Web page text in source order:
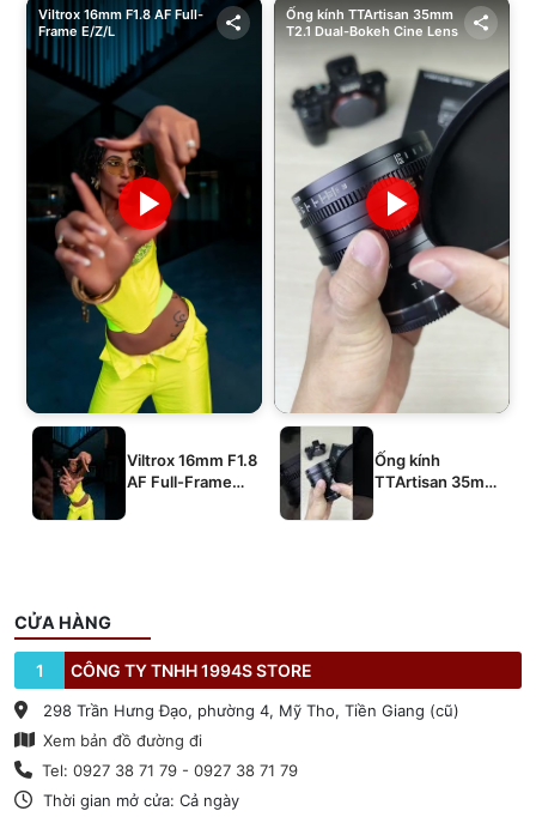
Viltrox 16mm F1.8 AF Full-
Frame E/Z/L
Viltrox 16mm F1.8
AF Full-Frame
Ống kính TTArtisan 35mm
T2.1 Dual-Bokeh Cine Lens
Ống kính
TTArtisan 35mm
CỬA HÀNG
1 CÔNG TY TNHH 1994S STORE
298 Trần Hưng Đạo, phường 4, Mỹ Tho, Tiền Giang (cũ)
Xem bản đồ đường đi
Tel: 0927 38 71 79 - 0927 38 71 79
Thời gian mở cửa: Cả ngày